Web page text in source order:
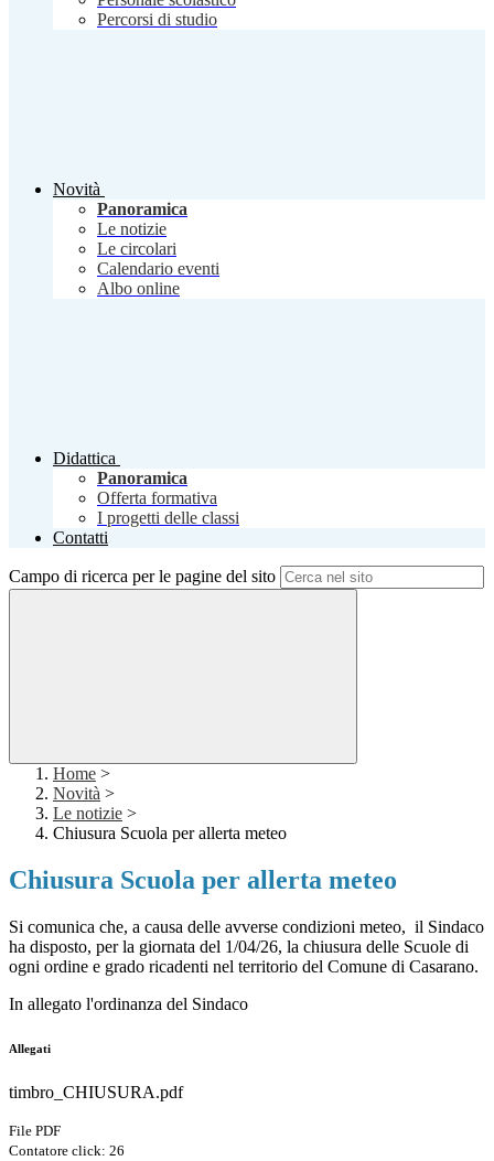
Percorsi di studio
Novità
Panoramica
Le notizie
Le circolari
Calendario eventi
Albo online
Didattica
Panoramica
Offerta formativa
I progetti delle classi
Contatti
Campo di ricerca per le pagine del sito
Home >
Novità >
Le notizie >
Chiusura Scuola per allerta meteo
Chiusura Scuola per allerta meteo
Si comunica che, a causa delle avverse condizioni meteo, il Sindaco
ha disposto, per la giornata del 1/04/26, la chiusura delle Scuole di
ogni ordine e grado ricadenti nel territorio del Comune di Casarano.
In allegato l'ordinanza del Sindaco
Allegati
timbro_CHIUSURA.pdf
File PDF
Contatore click: 26